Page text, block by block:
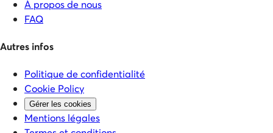
À propos de nous
FAQ
Autres infos
Politique de confidentialité
Cookie Policy
Gérer les cookies
Mentions légales